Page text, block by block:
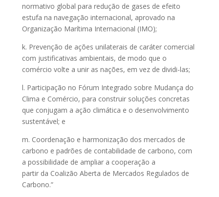
normativo global para redução de gases de efeito
estufa na navegação internacional, aprovado na
Organização Marítima Internacional (IMO);
k. Prevenção de ações unilaterais de caráter comercial
com justificativas ambientais, de modo que o
comércio volte a unir as nações, em vez de dividi-las;
l. Participação no Fórum Integrado sobre Mudança do
Clima e Comércio, para construir soluções concretas
que conjugam a ação climática e o desenvolvimento
sustentável; e
m. Coordenação e harmonização dos mercados de
carbono e padrões de contabilidade de carbono, com
a possibilidade de ampliar a cooperação a
partir da Coalizão Aberta de Mercados Regulados de
Carbono.”